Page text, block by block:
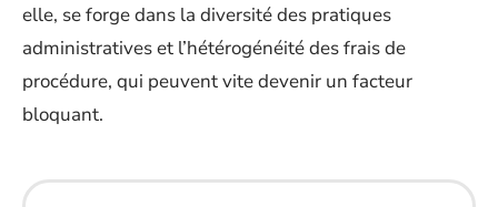
elle, se forge dans la diversité des pratiques
administratives et l’hétérogénéité des frais de
procédure, qui peuvent vite devenir un facteur
bloquant.